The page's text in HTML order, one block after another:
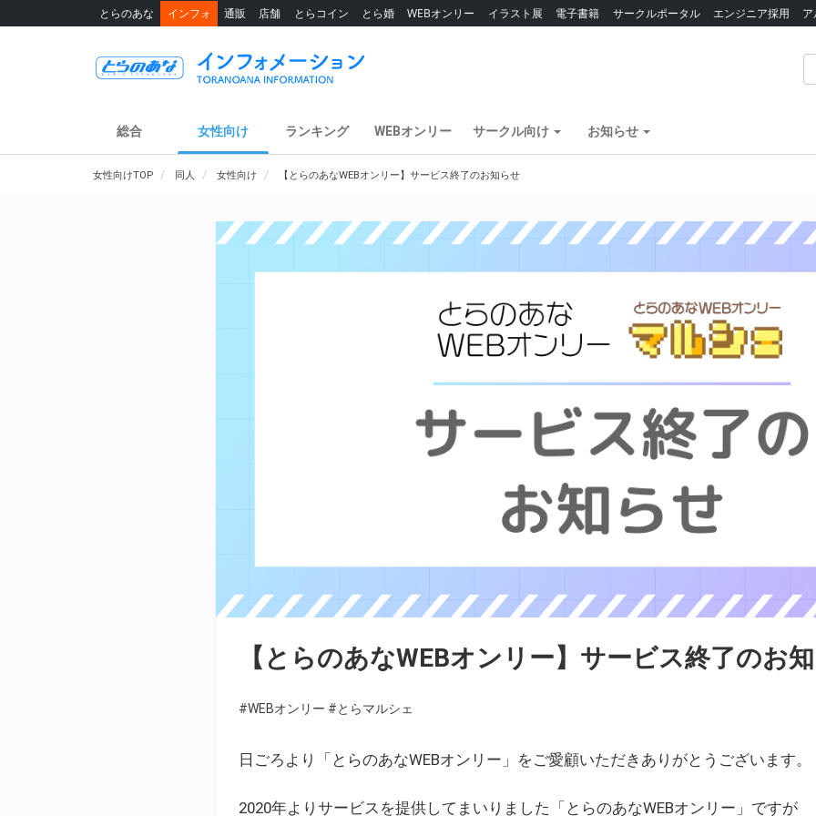
とらのあな インフォ 通販 店舗 とらコイン とら婚 WEBオンリー イラスト展 電子書籍 サークルポータル エンジニア採用
総合 女性向け ランキング WEBオンリー サークル向け お知らせ
女性向けTOP 同人 女性向け 【とらのあなWEBオンリー】サービス終了のお知らせ
【とらのあなWEBオンリー】サービス終了のお
#WEBオンリー #とらマルシェ
日ごろより「とらのあなWEBオンリー」をご愛顧いただきありがとうございます。
2020年よりサービスを提供してまいりました「とらのあなWEBオンリー」ですが